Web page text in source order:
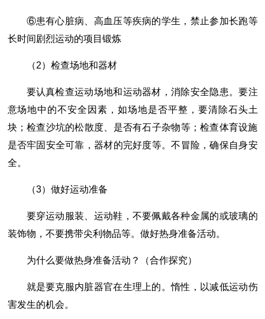
⑥患有心脏病、高血压等疾病的学生，禁止参加长跑等
长时间剧烈运动的项目锻炼
（2）检查场地和器材
要认真检查运动场地和运动器材，消除安全隐患。要注
意场地中的不安全因素，如场地是否平整，要清除石头土
块；检查沙坑的松散度、是否有石子杂物等；检查体育设施
是否牢固安全可靠，器材的完好度等。不冒险，确保自身安
全。
（3）做好运动准备
要穿运动服装、运动鞋，不要佩戴各种金属的或玻璃的
装饰物，不要携带尖利物品等。做好热身准备活动。
为什么要做热身准备活动？（合作探究）
就是要克服内脏器官在生理上的。惰性，以减低运动伤
害发生的机会。